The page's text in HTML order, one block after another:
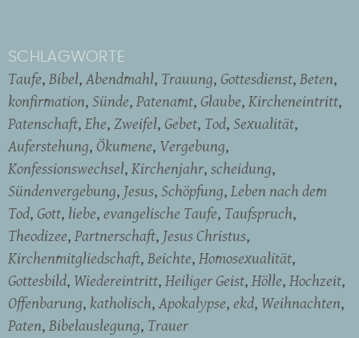
SCHLAGWORTE
Taufe Bibel Abendmahl Trauung Gottesdienst Beten
konfirmation Sünde Patenamt Glaube Kircheneintritt
Patenschaft Ehe Zweifel Gebet Tod Sexualität
Auferstehung Ökumene Vergebung
Konfessionswechsel Kirchenjahr scheidung
Sündenvergebung Jesus Schöpfung Leben nach dem
Tod Gott liebe evangelische Taufe Taufspruch
Theodizee Partnerschaft Jesus Christus
Kirchenmitgliedschaft Beichte Homosexualität
Gottesbild Wiedereintritt Heiliger Geist Hölle Hochzeit
Offenbarung katholisch Apokalypse ekd Weihnachten
Paten Bibelauslegung Trauer